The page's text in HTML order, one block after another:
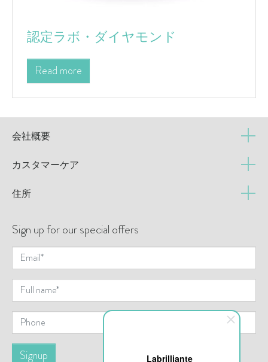
Labrilliante
認定ラボ・ダイヤモンド
Read more
会社概要
カスタマーケア
住所
Sign up for our special offers